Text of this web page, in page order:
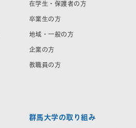
在学生・保護者の方
卒業生の方
地域・一般の方
企業の方
教職員の方
群馬大学の取り組み